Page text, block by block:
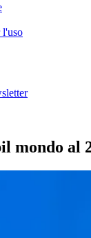
l'uso
mondo al